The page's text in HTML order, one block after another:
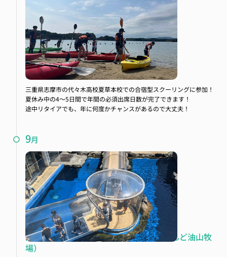
スクーリング合宿
三重県志摩市の代々木高校夏草本校での合宿型スクーリングに参加！
夏休み中の4～5日間で年間の必須出席日数が完了できます！
途中リタイアでも、年に何度かチャンスがあるので大丈夫！
9月
課外研修（福岡市動植物園、もーもーらんど油山牧
場）